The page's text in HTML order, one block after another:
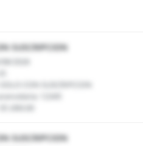
SUSCRIPCION
2026
CON SUSCRIPCION
12345
SUSCRIPCION